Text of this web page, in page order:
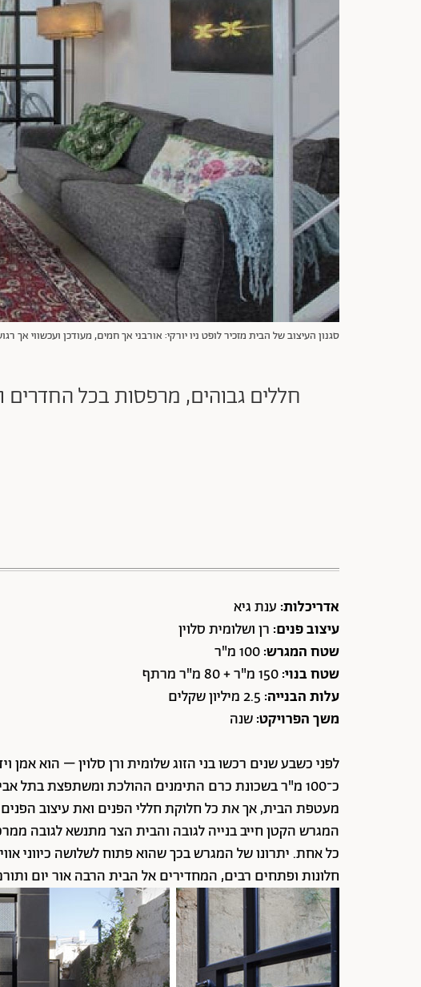
סגנון העיצוב של הבית מזכיר לופט ניו יורקי: אורבני אך חמים, מעודכן ועכשווי אך
חללים גבוהים, מרפסות בכל החדרים
אדריכלות: ענת גיא
עיצוב פנים: רן ושלומית סלוין
שטח המגרש:100 מ"ר
שטח בנוי:
עלות הבנייה:
משך הפרויקט:שנה
לפני כשבע שנים רכשו בני הזוג שלומית ורן סלוין – הוא
כ־100 מ"ר בשכונת כרם התימנים ההולכת ומשתפצת בתל
מעטפת הבית, אך את כל חלוקת חללי הפנים ואת עיצוב הפנים
כל אחת. יתרונו של המגרש בכך שהוא פתוח לשלושה כיווני
חלונות ופתחים רבים, המחדירים אל הבית הרבה אור יום